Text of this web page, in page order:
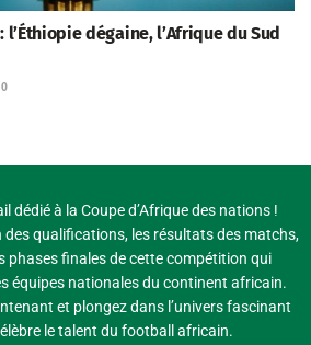
l’Éthiopie dégaine, l’Afrique du Sud
0
dédié à la Coupe d’Afrique des nations !
des qualifications, les résultats des matchs,
phases finales de cette compétition qui
équipes nationales du continent africain.
et plongez dans l’univers fascinant
le talent du football africain.